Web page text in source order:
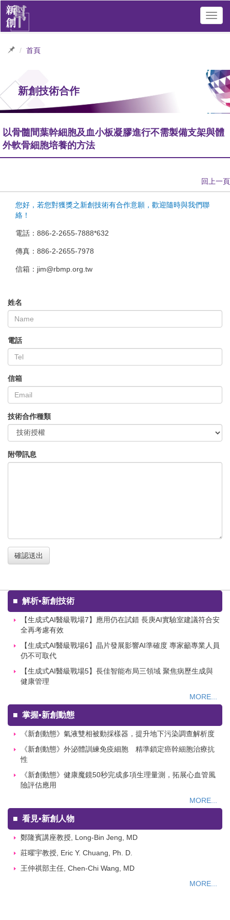
首頁
新創技術合作
以骨髓間葉幹細胞及血小板凝膠進行不需製備支架與體
外軟骨細胞培養的方法
回上一頁
您好，若您對獲獎之新創技術有合作意願，歡迎隨時與我們聯
絡！
電話：886-2-2655-7888*632
傳真：886-2-2655-7978
信箱：jim@rbmp.org.tw
姓名
電話
信箱
技術合作種類
附帶訊息
確認送出
■ 解析▪新創技術
【生成式AI醫級戰場7】應用仍在試錯 長庚AI實驗室建議符合安
全再考慮有效
【生成式AI醫級戰場6】晶片發展影響AI準確度 專家籲專業人員
仍不可取代
【生成式AI醫級戰場5】長佳智能布局三領域 聚焦病歷生成與
健康管理
MORE...
■ 掌握▪新創動態
《新創動態》氣液雙相被動採樣器，提升地下污染調查解析度
《新創動態》外泌體訓練免疫細胞 精準鎖定癌幹細胞治療抗
性
《新創動態》健康魔鏡50秒完成多項生理量測，拓展心血管風
險評估應用
MORE...
■ 看見▪新創人物
鄭隆賓講座教授, Long-Bin Jeng, MD
莊曜宇教授, Eric Y. Chuang, Ph. D.
王仲祺部主任, Chen-Chi Wang, MD
MORE...